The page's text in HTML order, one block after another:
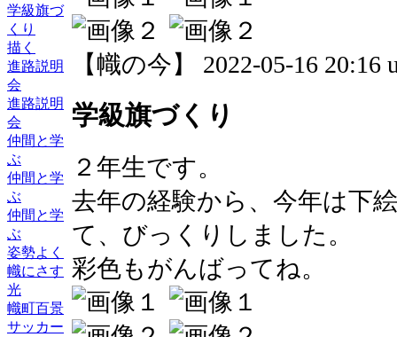
学級旗づ
くり
描く
進路説明
会
進路説明
会
仲間と学
ぶ
仲間と学
ぶ
仲間と学
ぶ
姿勢よく
幟にさす
光
幟町百景
サッカー
【幟の今】 2022-05-16 20:16
学級旗づくり
２年生です。
去年の経験から、今年は下
て、びっくりしました。
彩色もがんばってね。